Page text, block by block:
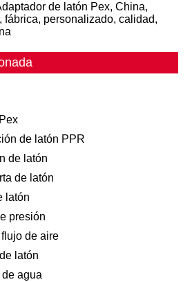
de latón Pex, China,
fábrica, personalizado, calidad,
de latón PPR
de latón
de latón
latón
presión
de aire
latón
agua